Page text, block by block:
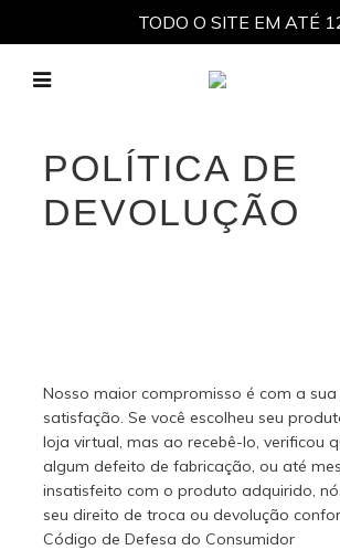
TODO O SITE EM ATÉ
Não há itens em seu
POLÍTICA DE
DEVOLUÇÃO
Nosso maior compromisso é com a sua
satisfação. Se você escolheu seu
loja virtual, mas ao recebê-lo, verificou
algum defeito de fabricação, ou até
insatisfeito com o produto adquirido,
seu direito de troca ou devolução
Código de Defesa do Consumidor